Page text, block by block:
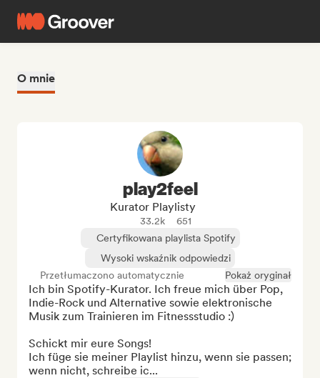
O mnie
play2feel
Kurator Playlisty
33.2k
651
Certyfikowana playlista Spotify
Wysoki wskaźnik odpowiedzi
Przetłumaczono automatycznie
Pokaż oryginał
Ich bin Spotify-Kurator. Ich freue mich über Pop,
Indie-Rock und Alternative sowie elektronische
Musik zum Trainieren im Fitnessstudio :)
Schickt mir eure Songs!
Ich füge sie meiner Playlist hinzu, wenn sie passen;
wenn nicht, schreibe ic...